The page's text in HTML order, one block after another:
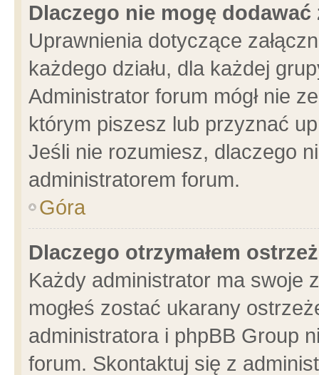
Dlaczego nie mogę dodawać
Uprawnienia dotyczące
każdego działu, dla każdej
Administrator forum mógł nie
którym piszesz lub przyznać
Jeśli nie rozumiesz, dlaczego
administratorem forum.
Góra
Dlaczego otrzymałem
Każdy administrator ma swoje
mogłeś zostać ukarany
administratora i phpBB Group
forum. Skontaktuj się z